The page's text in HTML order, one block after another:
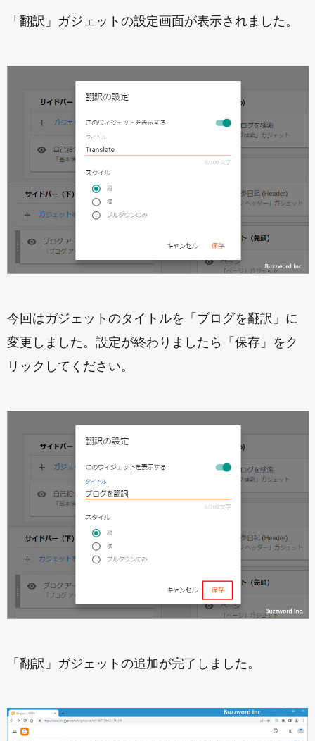
「翻訳」ガジェットの設定画面が表示されました。
今回はガジェットのタイトルを「ブログを翻訳」に
変更しました。設定が終わりましたら「保存」をク
リックしてください。
「翻訳」ガジェットの追加が完了しました。